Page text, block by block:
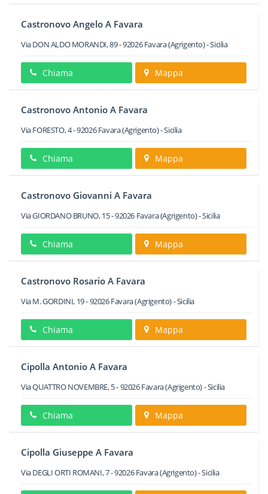
Castronovo Angelo A Favara
Via DON ALDO MORANDI, 89-92026 Favara(Agrigento) -Sicilia
Chiama Mappa
Castronovo Antonio A Favara
Via FORESTO, 4-92026 Favara(Agrigento) -Sicilia
Chiama Mappa
Castronovo Giovanni A Favara
Via GIORDANO BRUNO, 15-92026 Favara(Agrigento) -Sicilia
Chiama Mappa
Castronovo Rosario A Favara
Via M. GORDINI, 19-92026Favara(Agrigento) -Sicilia
Chiama Mappa
Cipolla Antonio A Favara
Via QUATTRO NOVEMBRE, 5-92026Favara(Agrigento) -Sicilia
Chiama Mappa
Cipolla Giuseppe A Favara
Via DEGLI ORTI ROMANI, 7-92026 Favara(Agrigento) -Sicilia